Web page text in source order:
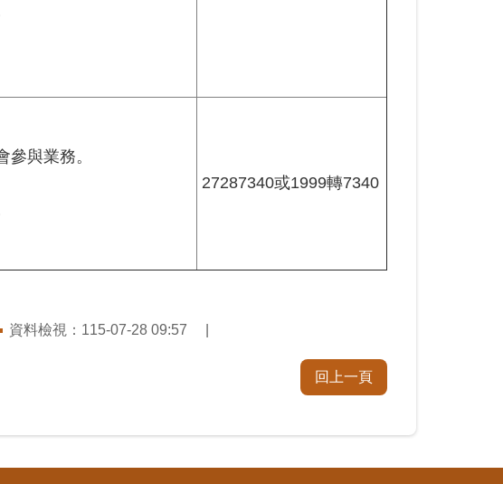
參與業務。
27287340或1999轉7340
資料檢視：115-07-28 09:57
回上一頁